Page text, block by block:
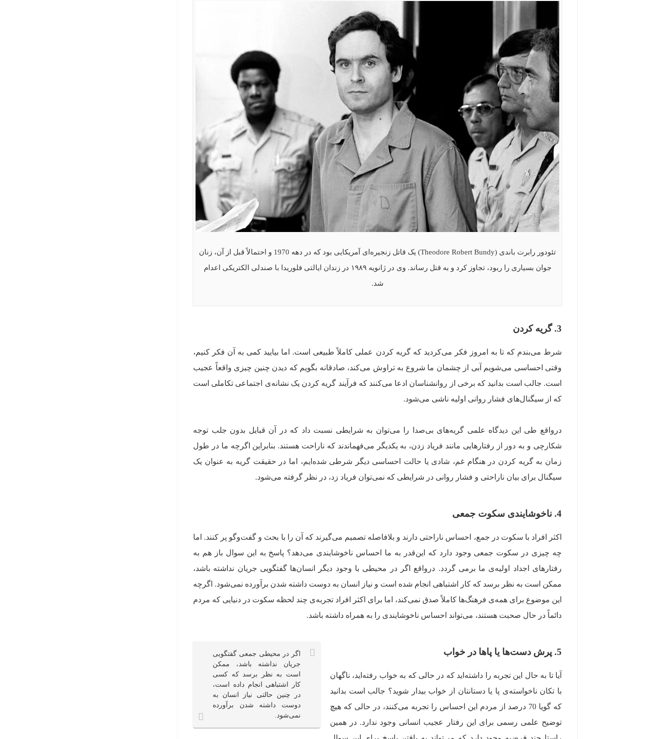
تئودور رابرت باندی (Theodore Robert Bundy) یک قاتل زنجیره‌ای آمریکایی بود که در دهه 1970 و احتمالاً قبل از آن، زنان
جوان بسیاری را ربود، تجاوز کرد و به قتل رساند. وی در ژانویه ۱۹۸۹ در زندان ایالتی فلوریدا با صندلی الکتریکی اعدام
شد.
3. گریه کردن
شرط می‌بندم که تا به امروز فکر می‌کردید که گریه کردن عملی کاملاً طبیعی است. اما بیایید کمی به آن فکر کنیم،
وقتی احساسی می‌شویم آبی از چشمان ما شروع به تراوش می‌کند، صادقانه بگویم که دیدن چنین چیزی واقعاً عجیب
است. جالب است بدانید که برخی از روانشناسان ادعا می‌کنند که فرآیند گریه کردن یک نشانه‌ی اجتماعی تکاملی است
که از سیگنال‌های فشار روانی اولیه ناشی می‌شود.
درواقع طی این دیدگاه علمی گریه‌های بی‌صدا را می‌توان به شرایطی نسبت داد که در آن قبایل بدون جلب توجه
شکارچی و به دور از رفتارهایی مانند فریاد زدن، به یکدیگر می‌فهماندند که ناراحت هستند. بنابراین اگرچه ما در طول
زمان به گریه کردن در هنگام غم، شادی یا حالت احساسی دیگر شرطی شده‌ایم، اما در حقیقت گریه به عنوان یک
سیگنال برای بیان ناراحتی و فشار روانی در شرایطی که نمی‌توان فریاد زد، در نظر گرفته می‌شود.
4. ناخوشایندی سکوت جمعی
اکثر افراد با سکوت در جمع، احساس ناراحتی دارند و بلافاصله تصمیم می‌گیرند که آن را با بحث و گفت‌وگو پر کنند. اما
چه چیزی در سکوت جمعی وجود دارد که این‌قدر به ما احساس ناخوشایندی می‌دهد؟ پاسخ به این سوال باز هم به
رفتارهای اجداد اولیه‌ی ما برمی گردد. درواقع اگر در محیطی با وجود دیگر انسان‌ها گفتگویی جریان نداشته باشد،
ممکن است به نظر برسد که کار اشتباهی انجام شده است و نیاز انسان به دوست داشته شدن برآورده نمی‌شود. اگرچه
این موضوع برای همه‌ی فرهنگ‌ها کاملاً صدق نمی‌کند، اما برای اکثر افراد تجربه‌ی چند لحظه سکوت در دنیایی که مردم
دائماً در حال صحبت هستند، می‌تواند احساس ناخوشایندی را به همراه داشته باشد.
اگر در محیطی جمعی گفتگویی
جریان نداشته باشد، ممکن
است به نظر برسد که کسی
کار اشتباهی انجام داده است،
در چنین حالتی نیاز انسان به
دوست داشته شدن برآورده
نمی‌شود.
5. پرش دست‌ها یا پاها در خواب
آیا تا به حال این تجربه را داشته‌اید که در حالی که به خواب رفته‌اید، ناگهان
با تکان ناخواسته‌ی پا یا دستانتان از خواب بیدار شوید؟ جالب است بدانید
که گویا 70 درصد از مردم این احساس را تجربه می‌کنند، در حالی که هیچ
توضیح علمی رسمی برای این رفتار عجیب انسانی وجود ندارد. در همین